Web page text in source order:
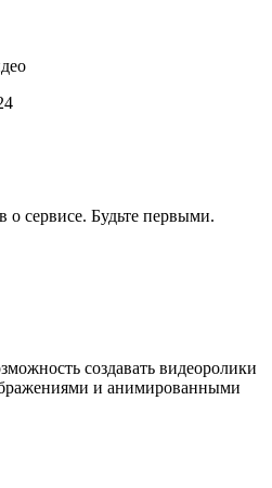
о сервисе. Будьте первыми.
создавать видеоролики
и анимированными